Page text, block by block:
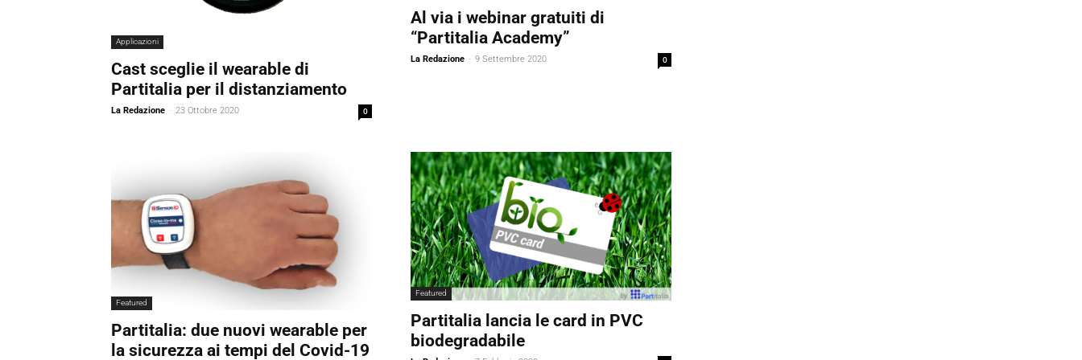
Applicazioni
Cast sceglie il wearable di
Partitalia per il distanziamento
La Redazione - 23 Ottobre 2020 0
Al via i webinar gratuiti di
“Partitalia Academy”
La Redazione - 9 Settembre 2020 0
Featured
Partitalia: due nuovi wearable per
la sicurezza ai tempi del Covid-19
Featured
Partitalia lancia le card in PVC
biodegradabile